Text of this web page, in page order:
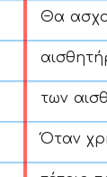
Θα
των
Όταν